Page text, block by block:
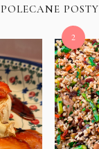
POLECANE POSTY